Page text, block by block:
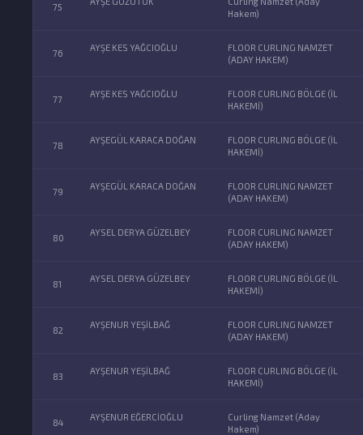
75
Hakem)
76
AYŞE KES YAĞCIOĞLU
FLOOR CURLING NAMZET
(ADAY HAKEM)
77
AYŞE KES YAĞCIOĞLU
FLOOR CURLING BÖLGE (İL
HAKEMİ)
78
AYŞEGÜL KARACA DOĞAN
FLOOR CURLING BÖLGE (İL
HAKEMİ)
79
AYŞEGÜL KARACA DOĞAN
FLOOR CURLING NAMZET
(ADAY HAKEM)
80
AYSEL DERYA GÜZELBEY
FLOOR CURLING NAMZET
(ADAY HAKEM)
81
AYSEL DERYA GÜZELBEY
FLOOR CURLING BÖLGE (İL
HAKEMİ)
82
AYŞENUR YEŞİLBAĞ
FLOOR CURLING NAMZET
(ADAY HAKEM)
83
AYŞENUR YEŞİLBAĞ
FLOOR CURLING BÖLGE (İL
HAKEMİ)
84
AYŞENUR EĞERCİOĞLU
Curling Namzet (Aday
Hakem)